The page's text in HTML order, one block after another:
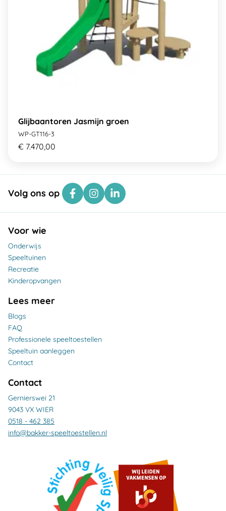
Glijbaantoren Jasmijn groen
WP-GT116-3
€ 7.470,00
Volg ons op
Voor wie
Onderwijs
Speeltuinen
Recreatie
Kinderopvangen
Lees meer
Blogs
FAQ
Professionele speeltoestellen
Speeltuin aanleggen
Contact
Contact
Gernierswei 21
9043 VX WIER
0518 - 462 385
info@bakker-speeltoestellen.nl